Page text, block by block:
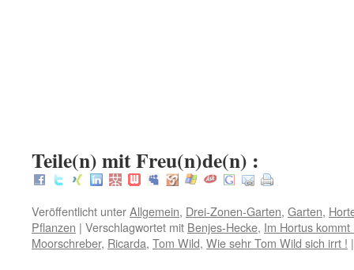
Teile(n) mit Freu(n)de(n) :
Veröffentlicht unterAllgemein, Drei-Zonen-Garten, Garten,
Pflanzen | Verschlagwortet mit Benjes-Hecke, Im Hortus kommt
Moorschreber, Ricarda, Tom Wild, Wie sehr Tom Wild sich irrt ! |